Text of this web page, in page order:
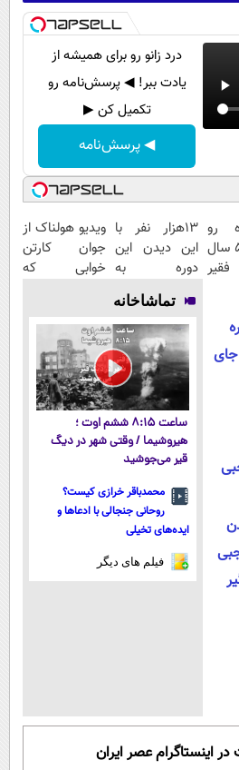
درد زانو رو برای همیشه از
یادت ببر! ◀ پرسش‌نامه رو
تکمیل کن ▶
◀ پرسش‌نامه
رو
نبینی، تا 5 سال
13هزار نفر با
این دیدن این
دوره به
آرزوهاشون
رسیدن |
ثبت‌‌نام رایگان
ویدیو هولناک از
جوان کارتن
خوابی که
جای
تماشاخانه
ساعت ۸:۱۵ ششم اوت ؛
هیروشیما / وقتی شهر در دیگ
قیر می‌جوشید
محمدباقر خرازی کیست؟
روحانی جنجالی با ادعاها و
ایده‌های تخیلی
فیلم های دیگر
اینستاگرام عصر ایران